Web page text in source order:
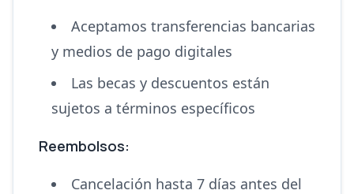
Aceptamos transferencias bancarias
y medios de pago digitales
Las becas y descuentos están
sujetos a términos específicos
Reembolsos:
Cancelación hasta 7 días antes del